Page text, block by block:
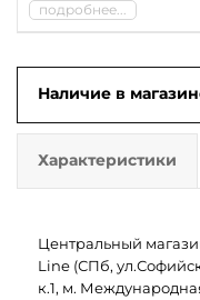
подробнее...
Наличие в
Характеристики
Центральный
Line (СПб,
к.1, м.